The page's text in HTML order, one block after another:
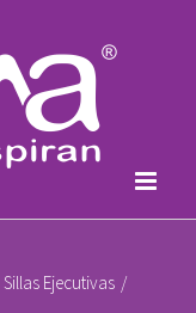
Sillas Ejecutivas /